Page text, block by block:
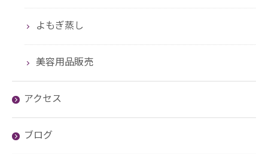
よもぎ蒸し
美容用品販売
アクセス
ブログ